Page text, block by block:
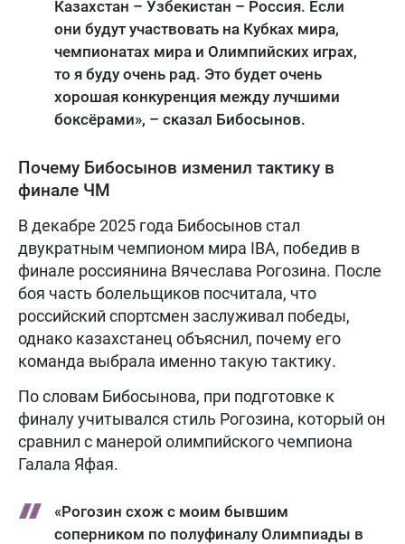
Казахстан – Узбекистан – Россия. Если
они будут участвовать на Кубках мира,
чемпионатах мира и Олимпийских играх,
то я буду очень рад. Это будет очень
хорошая конкуренция между лучшими
боксёрами», – сказал Бибосынов.
Почему Бибосынов изменил тактику в
финале ЧМ
В декабре 2025 года Бибосынов стал
двукратным чемпионом мира IBA, победив в
финале россиянина Вячеслава Рогозина. После
боя часть болельщиков посчитала, что
российский спортсмен заслуживал победы,
однако казахстанец объяснил, почему его
команда выбрала именно такую тактику.
По словам Бибосынова, при подготовке к
финалу учитывался стиль Рогозина, который он
сравнил с манерой олимпийского чемпиона
Галала Яфая.
«Рогозин схож с моим бывшим
соперником по полуфиналу Олимпиады в